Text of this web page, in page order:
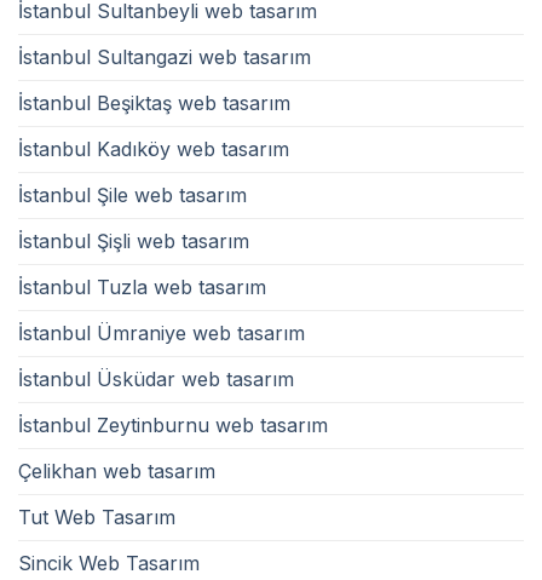
İstanbul Sultanbeyli web tasarım
İstanbul Sultangazi web tasarım
İstanbul Beşiktaş web tasarım
İstanbul Kadıköy web tasarım
İstanbul Şile web tasarım
İstanbul Şişli web tasarım
İstanbul Tuzla web tasarım
İstanbul Ümraniye web tasarım
İstanbul Üsküdar web tasarım
İstanbul Zeytinburnu web tasarım
Çelikhan web tasarım
Tut Web Tasarım
Sincik Web Tasarım